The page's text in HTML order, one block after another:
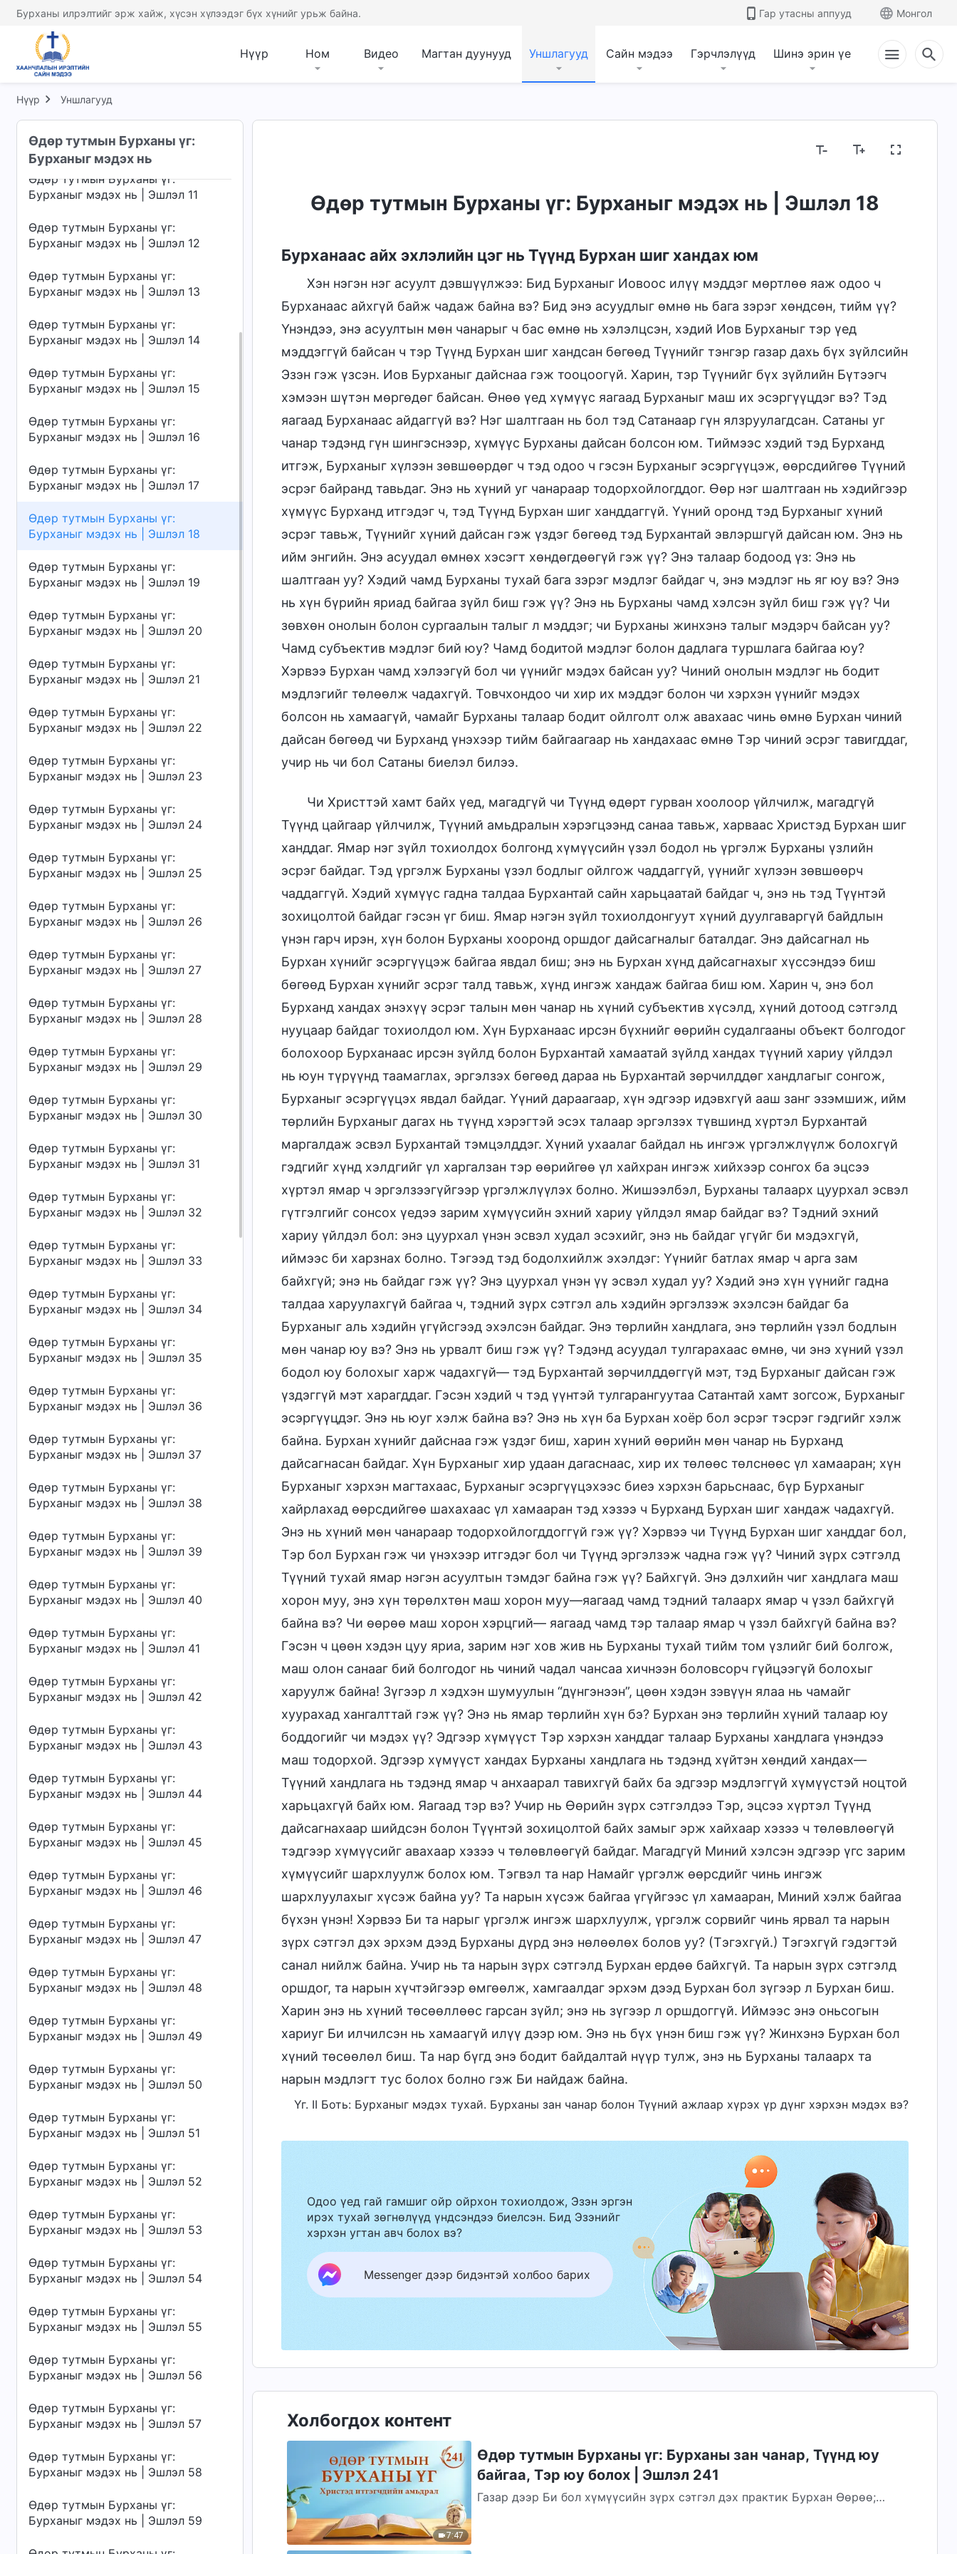
Бурханы илрэлтийг эрж хайж, хүсэн хүлээдэг бүх хүнийг урьж байна. Гар утасны аппууд Монгол
Нүүр Ном Видео Магтан дуунууд Уншлагууд Сайн мэдээ Гэрчлэлүүд Шинэ эрин үе
Нүүр Уншлагууд
Өдөр тутмын Бурханы үг:
Бурханыг мэдэх нь
Өдөр тутмын Бурханы үг:
Бурханыг мэдэх нь | Эшлэл 8
Бурханыг мэдэх нь | Эшлэл 9
Бурханыг мэдэх нь | Эшлэл 10
Өдөр тутмын Бурханы үг:
Бурханыг мэдэх нь | Эшлэл 11
Өдөр тутмын Бурханы үг:
Бурханыг мэдэх нь | Эшлэл 12
Өдөр тутмын Бурханы үг:
Бурханыг мэдэх нь | Эшлэл 13
Өдөр тутмын Бурханы үг:
Бурханыг мэдэх нь | Эшлэл 14
Өдөр тутмын Бурханы үг:
Бурханыг мэдэх нь | Эшлэл 15
Өдөр тутмын Бурханы үг:
Бурханыг мэдэх нь | Эшлэл 16
Өдөр тутмын Бурханы үг:
Бурханыг мэдэх нь | Эшлэл 17
Өдөр тутмын Бурханы үг:
Бурханыг мэдэх нь | Эшлэл 18
Өдөр тутмын Бурханы үг:
Бурханыг мэдэх нь | Эшлэл 19
Өдөр тутмын Бурханы үг:
Бурханыг мэдэх нь | Эшлэл 20
Өдөр тутмын Бурханы үг:
Бурханыг мэдэх нь | Эшлэл 21
Өдөр тутмын Бурханы үг:
Бурханыг мэдэх нь | Эшлэл 22
Өдөр тутмын Бурханы үг:
Бурханыг мэдэх нь | Эшлэл 23
Өдөр тутмын Бурханы үг:
Бурханыг мэдэх нь | Эшлэл 24
Өдөр тутмын Бурханы үг:
Бурханыг мэдэх нь | Эшлэл 25
Өдөр тутмын Бурханы үг:
Бурханыг мэдэх нь | Эшлэл 26
Өдөр тутмын Бурханы үг:
Бурханыг мэдэх нь | Эшлэл 27
Өдөр тутмын Бурханы үг:
Бурханыг мэдэх нь | Эшлэл 28
Өдөр тутмын Бурханы үг:
Бурханыг мэдэх нь | Эшлэл 29
Өдөр тутмын Бурханы үг:
Бурханыг мэдэх нь | Эшлэл 30
Өдөр тутмын Бурханы үг:
Бурханыг мэдэх нь | Эшлэл 31
Өдөр тутмын Бурханы үг:
Бурханыг мэдэх нь | Эшлэл 32
Өдөр тутмын Бурханы үг:
Бурханыг мэдэх нь | Эшлэл 33
Өдөр тутмын Бурханы үг:
Бурханыг мэдэх нь | Эшлэл 34
Өдөр тутмын Бурханы үг:
Бурханыг мэдэх нь | Эшлэл 35
Өдөр тутмын Бурханы үг:
Бурханыг мэдэх нь | Эшлэл 36
Өдөр тутмын Бурханы үг:
Бурханыг мэдэх нь | Эшлэл 37
Өдөр тутмын Бурханы үг:
Бурханыг мэдэх нь | Эшлэл 38
Өдөр тутмын Бурханы үг:
Бурханыг мэдэх нь | Эшлэл 39
Өдөр тутмын Бурханы үг:
Бурханыг мэдэх нь | Эшлэл 40
Өдөр тутмын Бурханы үг:
Бурханыг мэдэх нь | Эшлэл 41
Өдөр тутмын Бурханы үг:
Бурханыг мэдэх нь | Эшлэл 42
Өдөр тутмын Бурханы үг:
Бурханыг мэдэх нь | Эшлэл 43
Өдөр тутмын Бурханы үг:
Бурханыг мэдэх нь | Эшлэл 44
Өдөр тутмын Бурханы үг:
Бурханыг мэдэх нь | Эшлэл 45
Өдөр тутмын Бурханы үг:
Бурханыг мэдэх нь | Эшлэл 46
Өдөр тутмын Бурханы үг:
Бурханыг мэдэх нь | Эшлэл 47
Өдөр тутмын Бурханы үг:
Бурханыг мэдэх нь | Эшлэл 48
Өдөр тутмын Бурханы үг:
Бурханыг мэдэх нь | Эшлэл 49
Өдөр тутмын Бурханы үг:
Бурханыг мэдэх нь | Эшлэл 50
Өдөр тутмын Бурханы үг:
Бурханыг мэдэх нь | Эшлэл 51
Өдөр тутмын Бурханы үг:
Бурханыг мэдэх нь | Эшлэл 52
Өдөр тутмын Бурханы үг:
Бурханыг мэдэх нь | Эшлэл 53
Өдөр тутмын Бурханы үг:
Бурханыг мэдэх нь | Эшлэл 54
Өдөр тутмын Бурханы үг:
Бурханыг мэдэх нь | Эшлэл 55
Өдөр тутмын Бурханы үг:
Бурханыг мэдэх нь | Эшлэл 56
Өдөр тутмын Бурханы үг:
Бурханыг мэдэх нь | Эшлэл 57
Өдөр тутмын Бурханы үг:
Бурханыг мэдэх нь | Эшлэл 58
Өдөр тутмын Бурханы үг:
Бурханыг мэдэх нь | Эшлэл 59
Өдөр тутмын Бурханы үг: Бурханыг мэдэх нь | Эшлэл 18
Бурханаас айх эхлэлийн цэг нь Түүнд Бурхан шиг хандах юм
Хэн нэгэн нэг асуулт дэвшүүлжээ: Бид Бурханыг Иовоос илүү мэддэг мөртлөө яаж одоо ч
Бурханаас айхгүй байж чадаж байна вэ? Бид энэ асуудлыг өмнө нь бага зэрэг хөндсөн, тийм үү?
Үнэндээ, энэ асуултын мөн чанарыг ч бас өмнө нь хэлэлцсэн, хэдий Иов Бурханыг тэр үед
мэддэггүй байсан ч тэр Түүнд Бурхан шиг хандсан бөгөөд Түүнийг тэнгэр газар дахь бүх зүйлсийн
Эзэн гэж үзсэн. Иов Бурханыг дайснаа гэж тооцоогүй. Харин, тэр Түүнийг бүх зүйлийн Бүтээгч
хэмээн шүтэн мөргөдөг байсан. Өнөө үед хүмүүс яагаад Бурханыг маш их эсэргүүцдэг вэ? Тэд
яагаад Бурханаас айдаггүй вэ? Нэг шалтгаан нь бол тэд Сатанаар гүн ялзруулагдсан. Сатаны уг
чанар тэдэнд гүн шингэснээр, хүмүүс Бурханы дайсан болсон юм. Тиймээс хэдий тэд Бурханд
итгэж, Бурханыг хүлээн зөвшөөрдөг ч тэд одоо ч гэсэн Бурханыг эсэргүүцэж, өөрсдийгөө Түүний
эсрэг байранд тавьдаг. Энэ нь хүний уг чанараар тодорхойлогддог. Өөр нэг шалтгаан нь хэдийгээр
хүмүүс Бурханд итгэдэг ч, тэд Түүнд Бурхан шиг ханддаггүй. Үүний оронд тэд Бурханыг хүний
эсрэг тавьж, Түүнийг хүний дайсан гэж үздэг бөгөөд тэд Бурхантай эвлэршгүй дайсан юм. Энэ нь
ийм энгийн. Энэ асуудал өмнөх хэсэгт хөндөгдөөгүй гэж үү? Энэ талаар бодоод үз: Энэ нь
шалтгаан уу? Хэдий чамд Бурханы тухай бага зэрэг мэдлэг байдаг ч, энэ мэдлэг нь яг юу вэ? Энэ
нь хүн бүрийн яриад байгаа зүйл биш гэж үү? Энэ нь Бурханы чамд хэлсэн зүйл биш гэж үү? Чи
зөвхөн онолын болон сургаалын талыг л мэддэг; чи Бурханы жинхэнэ талыг мэдэрч байсан уу?
Чамд субъектив мэдлэг бий юу? Чамд бодитой мэдлэг болон дадлага туршлага байгаа юу?
Хэрвээ Бурхан чамд хэлээгүй бол чи үүнийг мэдэх байсан уу? Чиний онолын мэдлэг нь бодит
мэдлэгийг төлөөлж чадахгүй. Товчхондоо чи хир их мэддэг болон чи хэрхэн үүнийг мэдэх
болсон нь хамаагүй, чамайг Бурханы талаар бодит ойлголт олж авахаас чинь өмнө Бурхан чиний
дайсан бөгөөд чи Бурханд үнэхээр тийм байгаагаар нь хандахаас өмнө Тэр чиний эсрэг тавигддаг,
учир нь чи бол Сатаны биелэл билээ.
Чи Христтэй хамт байх үед, магадгүй чи Түүнд өдөрт гурван хоолоор үйлчилж, магадгүй
Түүнд цайгаар үйлчилж, Түүний амьдралын хэрэгцээнд санаа тавьж, харваас Христэд Бурхан шиг
ханддаг. Ямар нэг зүйл тохиолдох болгонд хүмүүсийн үзэл бодол нь үргэлж Бурханы үзлийн
эсрэг байдаг. Тэд үргэлж Бурханы үзэл бодлыг ойлгож чаддаггүй, үүнийг хүлээн зөвшөөрч
чаддаггүй. Хэдий хүмүүс гадна талдаа Бурхантай сайн харьцаатай байдаг ч, энэ нь тэд Түүнтэй
зохицолтой байдаг гэсэн үг биш. Ямар нэгэн зүйл тохиолдонгуут хүний дуулгаваргүй байдлын
үнэн гарч ирэн, хүн болон Бурханы хооронд оршдог дайсагналыг баталдаг. Энэ дайсагнал нь
Бурхан хүнийг эсэргүүцэж байгаа явдал биш; энэ нь Бурхан хүнд дайсагнахыг хүссэндээ биш
бөгөөд Бурхан хүнийг эсрэг талд тавьж, хүнд ингэж хандаж байгаа биш юм. Харин ч, энэ бол
Бурханд хандах энэхүү эсрэг талын мөн чанар нь хүний субъектив хүсэлд, хүний дотоод сэтгэлд
нууцаар байдаг тохиолдол юм. Хүн Бурханаас ирсэн бүхнийг өөрийн судалгааны объект болгодог
болохоор Бурханаас ирсэн зүйлд болон Бурхантай хамаатай зүйлд хандах түүний хариу үйлдэл
нь юун түрүүнд таамаглах, эргэлзэх бөгөөд дараа нь Бурхантай зөрчилддөг хандлагыг сонгож,
Бурханыг эсэргүүцэх явдал байдаг. Үүний дараагаар, хүн эдгээр идэвхгүй ааш занг эзэмшиж, ийм
төрлийн Бурханыг дагах нь түүнд хэрэгтэй эсэх талаар эргэлзэх түвшинд хүртэл Бурхантай
маргалдаж эсвэл Бурхантай тэмцэлддэг. Хүний ухаалаг байдал нь ингэж үргэлжлүүлж болохгүй
гэдгийг хүнд хэлдгийг үл харгалзан тэр өөрийгөө үл хайхран ингэж хийхээр сонгох ба эцсээ
хүртэл ямар ч эргэлзээгүйгээр үргэлжлүүлэх болно. Жишээлбэл, Бурханы талаарх цуурхал эсвэл
гүтгэлгийг сонсох үедээ зарим хүмүүсийн эхний хариу үйлдэл ямар байдаг вэ? Тэдний эхний
хариу үйлдэл бол: энэ цуурхал үнэн эсвэл худал эсэхийг, энэ нь байдаг үгүйг би мэдэхгүй,
иймээс би харзнах болно. Тэгээд тэд бодолхийлж эхэлдэг: Үүнийг батлах ямар ч арга зам
байхгүй; энэ нь байдаг гэж үү? Энэ цуурхал үнэн үү эсвэл худал уу? Хэдий энэ хүн үүнийг гадна
талдаа харуулахгүй байгаа ч, тэдний зүрх сэтгэл аль хэдийн эргэлзэж эхэлсэн байдаг ба
Бурханыг аль хэдийн үгүйсгээд эхэлсэн байдаг. Энэ төрлийн хандлага, энэ төрлийн үзэл бодлын
мөн чанар юу вэ? Энэ нь урвалт биш гэж үү? Тэдэнд асуудал тулгарахаас өмнө, чи энэ хүний үзэл
бодол юу болохыг харж чадахгүй— тэд Бурхантай зөрчилддөггүй мэт, тэд Бурханыг дайсан гэж
үздэггүй мэт харагддаг. Гэсэн хэдий ч тэд үүнтэй тулгарангуутаа Сатантай хамт зогсож, Бурханыг
эсэргүүцдэг. Энэ нь юуг хэлж байна вэ? Энэ нь хүн ба Бурхан хоёр бол эсрэг тэсрэг гэдгийг хэлж
байна. Бурхан хүнийг дайснаа гэж үздэг биш, харин хүний өөрийн мөн чанар нь Бурханд
дайсагнасан байдаг. Хүн Бурханыг хир удаан дагаснаас, хир их төлөөс төлснөөс үл хамааран; хүн
Бурханыг хэрхэн магтахаас, Бурханыг эсэргүүцэхээс биеэ хэрхэн барьснаас, бүр Бурханыг
хайрлахад өөрсдийгөө шахахаас үл хамааран тэд хэзээ ч Бурханд Бурхан шиг хандаж чадахгүй.
Энэ нь хүний мөн чанараар тодорхойлогддоггүй гэж үү? Хэрвээ чи Түүнд Бурхан шиг ханддаг бол,
Тэр бол Бурхан гэж чи үнэхээр итгэдэг бол чи Түүнд эргэлзэж чадна гэж үү? Чиний зүрх сэтгэлд
Түүний тухай ямар нэгэн асуултын тэмдэг байна гэж үү? Байхгүй. Энэ дэлхийн чиг хандлага маш
хорон муу, энэ хүн төрөлхтөн маш хорон муу—яагаад чамд тэдний талаарх ямар ч үзэл байхгүй
байна вэ? Чи өөрөө маш хорон хэрцгий— яагаад чамд тэр талаар ямар ч үзэл байхгүй байна вэ?
Гэсэн ч цөөн хэдэн цуу яриа, зарим нэг хов жив нь Бурханы тухай тийм том үзлийг бий болгож,
маш олон санааг бий болгодог нь чиний чадал чансаа хичнээн боловсорч гүйцээгүй болохыг
харуулж байна! Зүгээр л хэдхэн шумуулын “дүнгэнээн”, цөөн хэдэн зэвүүн ялаа нь чамайг
хуурахад хангалттай гэж үү? Энэ нь ямар төрлийн хүн бэ? Бурхан энэ төрлийн хүний талаар юу
боддогийг чи мэдэх үү? Эдгээр хүмүүст Тэр хэрхэн ханддаг талаар Бурханы хандлага үнэндээ
маш тодорхой. Эдгээр хүмүүст хандах Бурханы хандлага нь тэдэнд хүйтэн хөндий хандах—
Түүний хандлага нь тэдэнд ямар ч анхаарал тавихгүй байх ба эдгээр мэдлэггүй хүмүүстэй ноцтой
харьцахгүй байх юм. Яагаад тэр вэ? Учир нь Өөрийн зүрх сэтгэлдээ Тэр, эцсээ хүртэл Түүнд
дайсагнахаар шийдсэн болон Түүнтэй зохицолтой байх замыг эрж хайхаар хэзээ ч төлөвлөөгүй
тэдгээр хүмүүсийг авахаар хэзээ ч төлөвлөөгүй байдаг. Магадгүй Миний хэлсэн эдгээр үгс зарим
хүмүүсийг шархлуулж болох юм. Тэгвэл та нар Намайг үргэлж өөрсдийг чинь ингэж
шархлуулахыг хүсэж байна уу? Та нарын хүсэж байгаа үгүйгээс үл хамааран, Миний хэлж байгаа
бүхэн үнэн! Хэрвээ Би та нарыг үргэлж ингэж шархлуулж, үргэлж сорвийг чинь ярвал та нарын
зүрх сэтгэл дэх эрхэм дээд Бурханы дүрд энэ нөлөөлөх болов уу? (Тэгэхгүй.) Тэгэхгүй гэдэгтэй
санал нийлж байна. Учир нь та нарын зүрх сэтгэлд Бурхан ердөө байхгүй. Та нарын зүрх сэтгэлд
оршдог, та нарын хүчтэйгээр өмгөөлж, хамгаалдаг эрхэм дээд Бурхан бол зүгээр л Бурхан биш.
Харин энэ нь хүний төсөөллөөс гарсан зүйл; энэ нь зүгээр л оршдоггүй. Иймээс энэ оньсогын
хариуг Би илчилсэн нь хамаагүй илүү дээр юм. Энэ нь бүх үнэн биш гэж үү? Жинхэнэ Бурхан бол
хүний төсөөлөл биш. Та нар бүгд энэ бодит байдалтай нүүр тулж, энэ нь Бурханы талаарх та
нарын мэдлэгт тус болох болно гэж Би найдаж байна.
Үг. II Боть: Бурханыг мэдэх тухай. Бурханы зан чанар болон Түүний ажлаар хүрэх үр дүнг хэрхэн мэдэх вэ?
Одоо үед гай гамшиг ойр ойрхон тохиолдож, Эзэн эргэн
ирэх тухай зөгнөлүүд үндсэндээ биелсэн. Бид Эзэнийг
хэрхэн угтан авч болох вэ?
Messenger дээр бидэнтэй холбоо барих
Холбогдох контент
7:47
Өдөр тутмын Бурханы үг: Бурханы зан чанар, Түүнд юу
байгаа, Тэр юу болох | Эшлэл 241
Газар дээр Би бол хүмүүсийн зүрх сэтгэл дэх практик Бурхан Өөрөө;